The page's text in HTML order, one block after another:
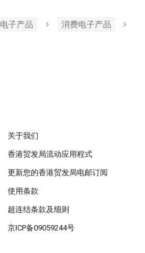
电子产品
消费电子产品
关于我们
香港贸发局流动应用程式
更新您的香港贸发局电邮订阅
使用条款
超连结条款及细则
京ICP备09059244号